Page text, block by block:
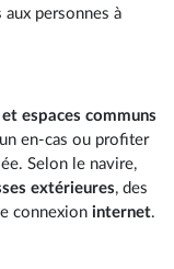
aux personnes à
espaces communs
en-cas ou profiter
Selon le navire,
extérieures, des
connexioninternet.